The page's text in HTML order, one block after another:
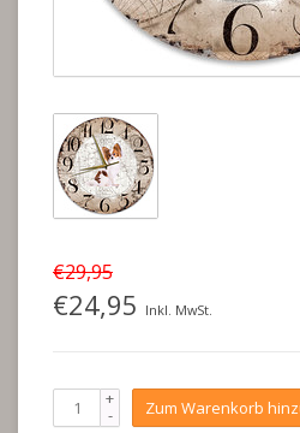
€29,95
€24,95 Inkl. MwSt.
+
- Zum Warenkorb